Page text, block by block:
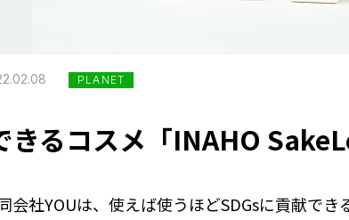
PLANET
きるコスメ「INAHO
会社YOUは、使えば使うほどSDGsに貢献で